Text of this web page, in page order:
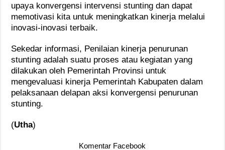
upaya konvergensi intervensi stunting dan dapat
memotivasi kita untuk meningkatkan kinerja melalui
inovasi-inovasi terbaik.
Sekedar informasi, Penilaian kinerja penurunan
stunting adalah suatu proses atau kegiatan yang
dilakukan oleh Pemerintah Provinsi untuk
mengevaluasi kinerja Pemerintah Kabupaten dalam
pelaksanaan delapan aksi konvergensi penurunan
stunting.
(Utha)
Komentar Facebook